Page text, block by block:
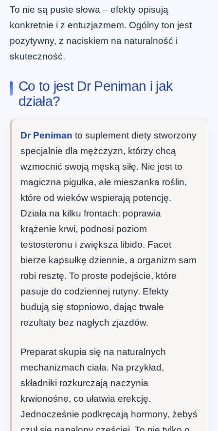
To nie są puste słowa – efekty opisują
konkretnie i z entuzjazmem. Ogólny ton jest
pozytywny, z naciskiem na naturalność i
skuteczność.
Co to jest Dr Peniman i jak
działa?
Dr Peniman to suplement diety stworzony
specjalnie dla mężczyzn, którzy chcą
wzmocnić swoją męską siłę. Nie jest to
magiczna pigułka, ale mieszanka roślin,
które od wieków wspierają potencję.
Działa na kilku frontach: poprawia
krążenie krwi, podnosi poziom
testosteronu i zwiększa libido. Facet
bierze kapsułkę dziennie, a organizm sam
robi resztę. To proste podejście, które
pasuje do codziennej rutyny. Efekty
budują się stopniowo, dając trwałe
rezultaty bez nagłych zjazdów.
Preparat skupia się na naturalnych
mechanizmach ciała. Na przykład,
składniki rozkurczają naczynia
krwionośne, co ułatwia erekcję.
Jednocześnie podkręcają hormony, żebyś